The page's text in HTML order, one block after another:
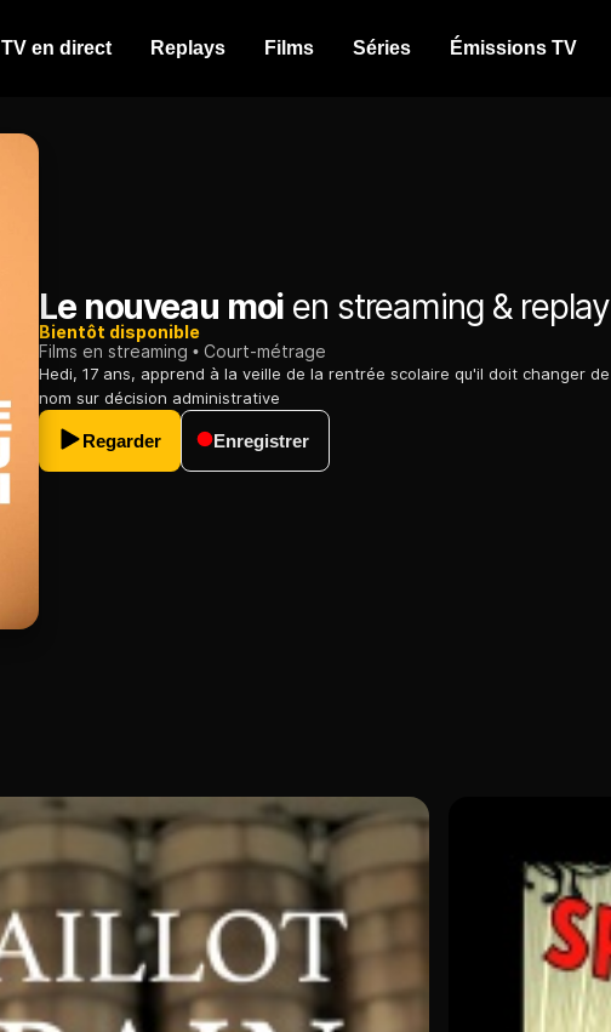
TV en direct Replays Films Séries Émissions TV
Le nouveau moi en streaming & replay
Bientôt disponible
Films en streaming
Court-métrage
Hedi, 17 ans, apprend à la veille de la rentrée scolaire qu'il doit changer de
nom sur décision administrative
Regarder Enregistrer